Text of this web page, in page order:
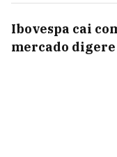
Ibovespa cai
mercado